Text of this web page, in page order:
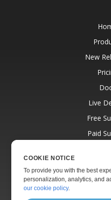
New
Live
Free
Paid
COOKIE NOTICE
To provide you with the best
personalization, analytics, and
our cookie policy.